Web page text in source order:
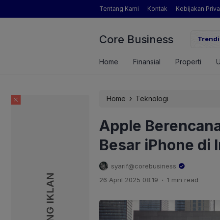
Tentang Kami Kontak Kebijakan
Core Business
Pertanian yang Dimaksud Mentan Amran?
Home Finansial Properti
Home › Teknologi
Apple
Besar iPhone di
syarif@corebusiness
26 April 2025 08:19 . 1 min read